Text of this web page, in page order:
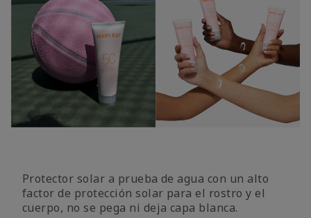
Protector solar a prueba de agua con un alto
factor de protección solar para el rostro y el
cuerpo, no se pega ni deja capa blanca.